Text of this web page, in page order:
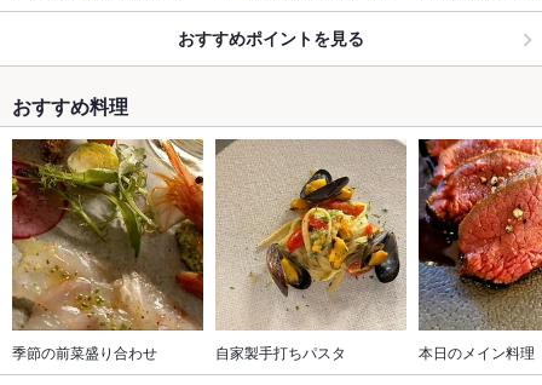
おすすめポイントを見る
おすすめ料理
季節の前菜盛り合わせ 自家製手打ちパスタ 本日のメイン料理